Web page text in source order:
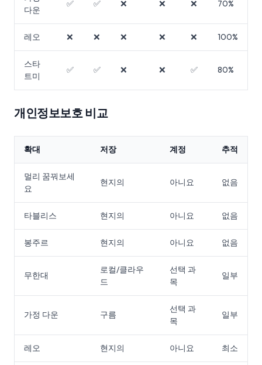
다운
✅ ✅ ❌ ❌ ❌ 70%
레오 ❌ ❌ ❌ ❌ ❌ 100%
스타
트미
✅ ✅ ❌ ❌ ✅ 80%
개인정보보호 비교
확대 저장 계정 추적
멀리 꿈꿔보세
요
현지의 아니요 없음
타블리스 현지의 아니요 없음
봉주르 현지의 아니요 없음
무한대
로컬/클라우
드
선택 과
목
일부
가정 다운 구름
선택 과
목
일부
레오 현지의 아니요 최소